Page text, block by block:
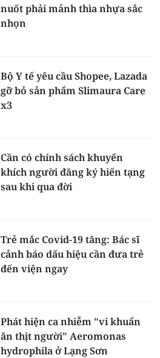
nuốt phải mảnh thìa nhựa sắc
nhọn
Bộ Y tế yêu cầu Shopee, Lazada
gỡ bỏ sản phẩm Slimaura Care
x3
Cần có chính sách khuyến
khích người đăng ký hiến tạng
sau khi qua đời
Trẻ mắc Covid-19 tăng: Bác sĩ
cảnh báo dấu hiệu cần đưa trẻ
đến viện ngay
Phát hiện ca nhiễm "vi khuẩn
ăn thịt người" Aeromonas
hydrophila ở Lạng Sơn